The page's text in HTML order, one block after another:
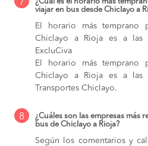
7
¿Cuál es el horario más
viajar en bus desde Chiclayo a
El horario más temprano
Chiclayo a Rioja es a
ExcluCiva
El horario más temprano
Chiclayo a Rioja es a
Transportes Chiclayo.
8
¿Cuáles son las empresas más
bus de Chiclayo a Rioja?
Según los comentarios y